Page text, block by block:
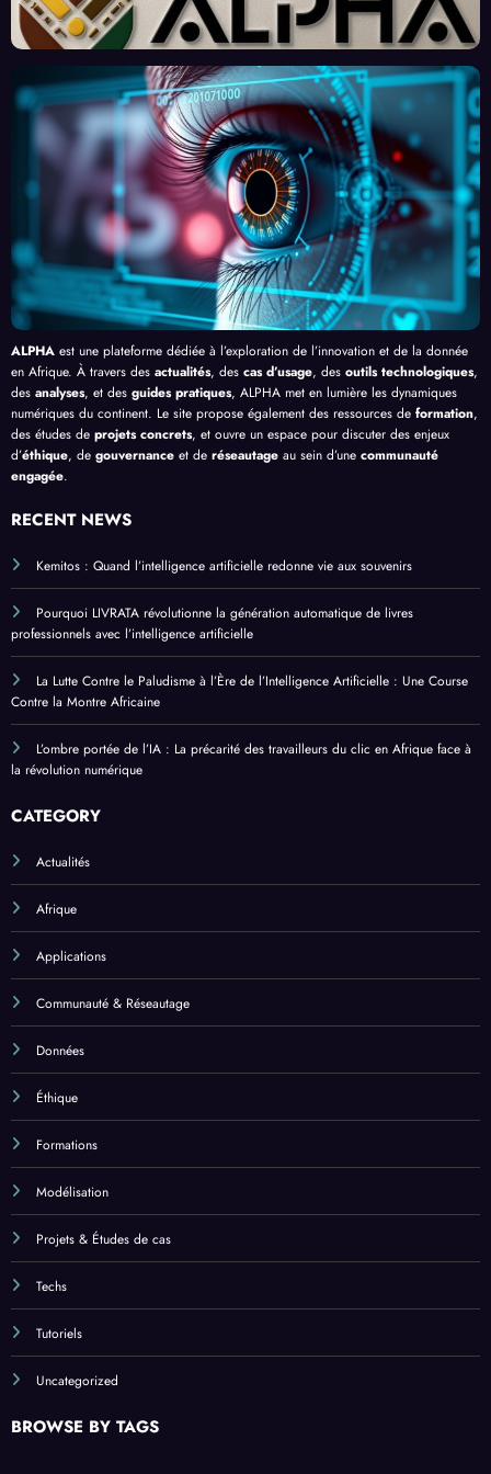
eau
Front
contr
e le
Palud
isme
en
Afriq
ue
x et
Prom
esses
, au-
delà
de
Bang
ui
finiss
ent
l’Effi
cacit
é de
l’IA
né
par
l’Inte
lligen
Artifi
cielle
ALPHA est une plateforme dédiée à l’exploration de l’innovation et de la donnée
en Afrique. À travers des actualités, des cas d’usage, des outils technologiques,
des analyses, et des guides pratiques, ALPHA met en lumière les dynamiques
numériques du continent. Le site propose également des ressources de formation,
des études de projets concrets, et ouvre un espace pour discuter des enjeux
d’éthique, de gouvernance et de réseautage au sein d’une communauté
engagée.
RECENT NEWS
Kemitos : Quand l’intelligence artificielle redonne vie aux souvenirs
Pourquoi LIVRATA révolutionne la génération automatique de livres
professionnels avec l’intelligence artificielle
La Lutte Contre le Paludisme à l’Ère de l’Intelligence Artificielle : Une Course
Contre la Montre Africaine
L’ombre portée de l’IA : La précarité des travailleurs du clic en Afrique face à
la révolution numérique
CATEGORY
Actualités
Afrique
Applications
Communauté & Réseautage
Données
Éthique
Formations
Modélisation
Projets & Études de cas
Techs
Tutoriels
Uncategorized
BROWSE BY TAGS